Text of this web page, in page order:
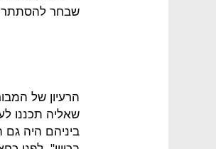
שבחר להסתתר
הרעיון של
שאליה תכננו
ביניהם היה